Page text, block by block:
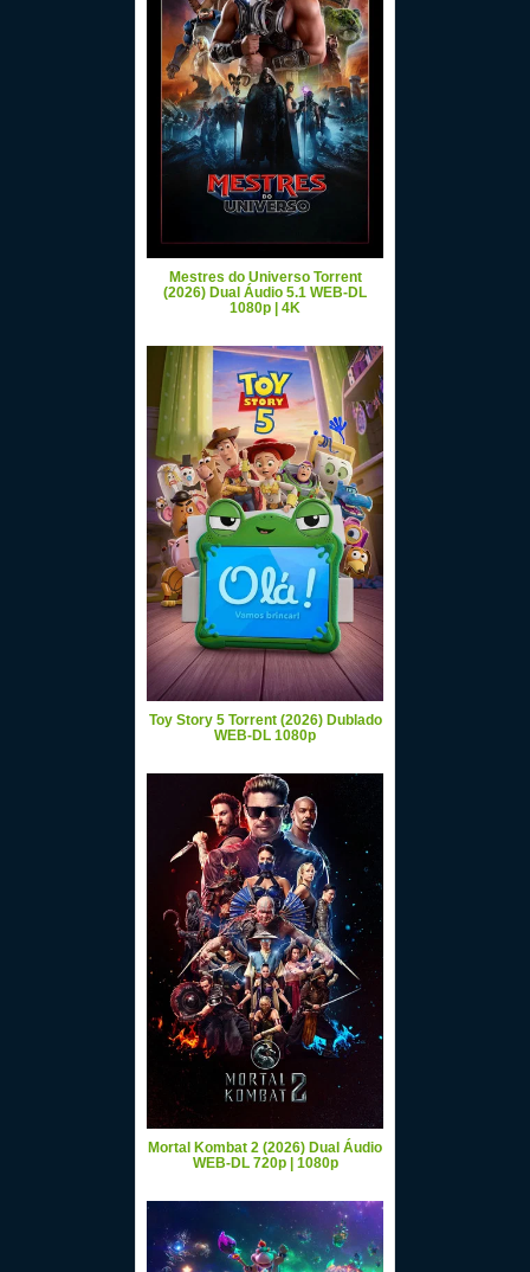
Mestres do Universo Torrent
(2026) Dual Áudio 5.1 WEB-DL
1080p | 4K
Toy Story 5 Torrent (2026) Dublado
WEB-DL 1080p
Mortal Kombat 2 (2026) Dual Áudio
WEB-DL 720p | 1080p